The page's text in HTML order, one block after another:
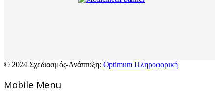
© 2024 Σχεδιασμός-Ανάπτυξη: Optimum Πληροφορική
Mοbile Menu